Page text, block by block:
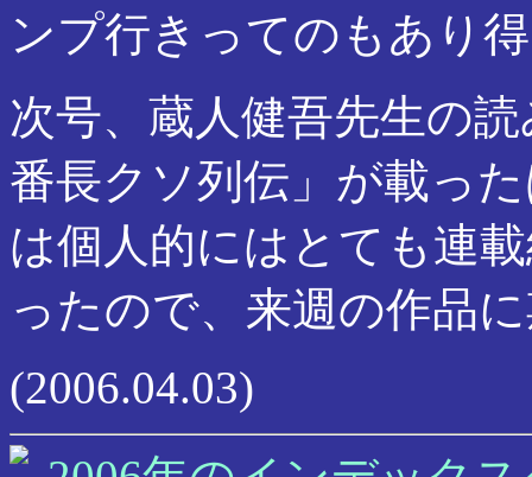
ンプ行きってのもあり
次号、蔵人健吾先生の
番長クソ列伝」が載っ
は個人的にはとても連
ったので、来週の作品
(2006.04.03)